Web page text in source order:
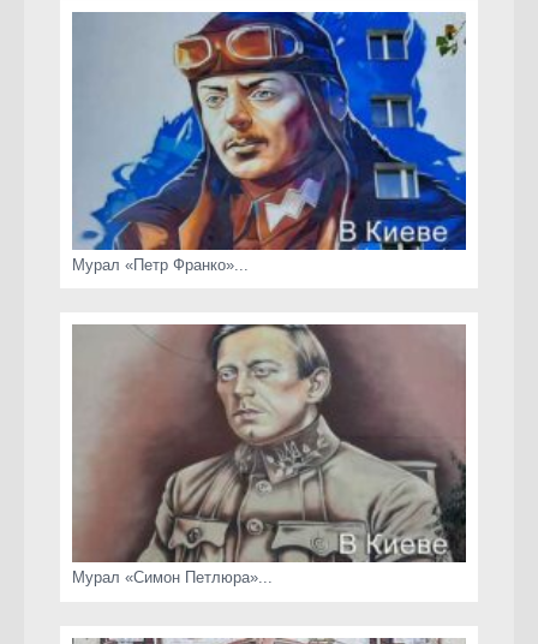
Мурал «Петр Франко»...
Мурал «Симон Петлюра»...